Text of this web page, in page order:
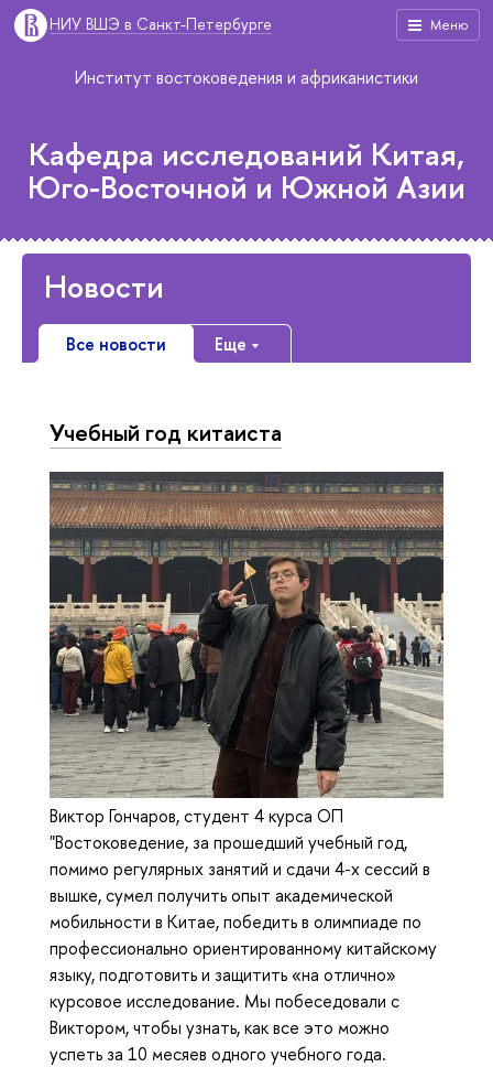
Меню
НИУ ВШЭ в Санкт-Петербурге
Институт востоковедения и африканистики
Кафедра исследований Китая,
Юго-Восточной и Южной Азии
Новости
Все новости Еще
Учебный год китаиста
Виктор Гончаров, студент 4 курса ОП
"Востоковедение, за прошедший учебный год,
помимо регулярных занятий и сдачи 4-х сессий в
вышке, сумел получить опыт академической
мобильности в Китае, победить в олимпиаде по
профессионально ориентированному китайскому
языку, подготовить и защитить «на отлично»
курсовое исследование. Мы побеседовали с
Виктором, чтобы узнать, как все это можно
успеть за 10 месяев одного учебного года.